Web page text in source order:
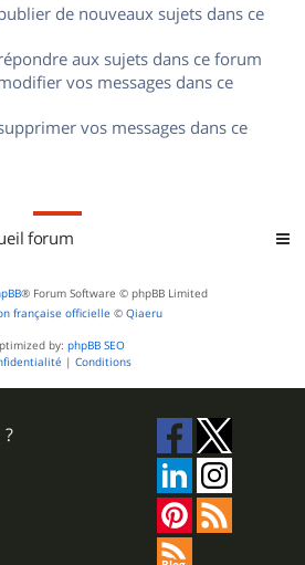
de nouveaux sujets dans ce
aux sujets dans ce forum
vos messages dans ce
vos messages dans ce
forum
® Forum Software © phpBB Limited
française officielle © Qiaeru
by: phpBB SEO
| Conditions